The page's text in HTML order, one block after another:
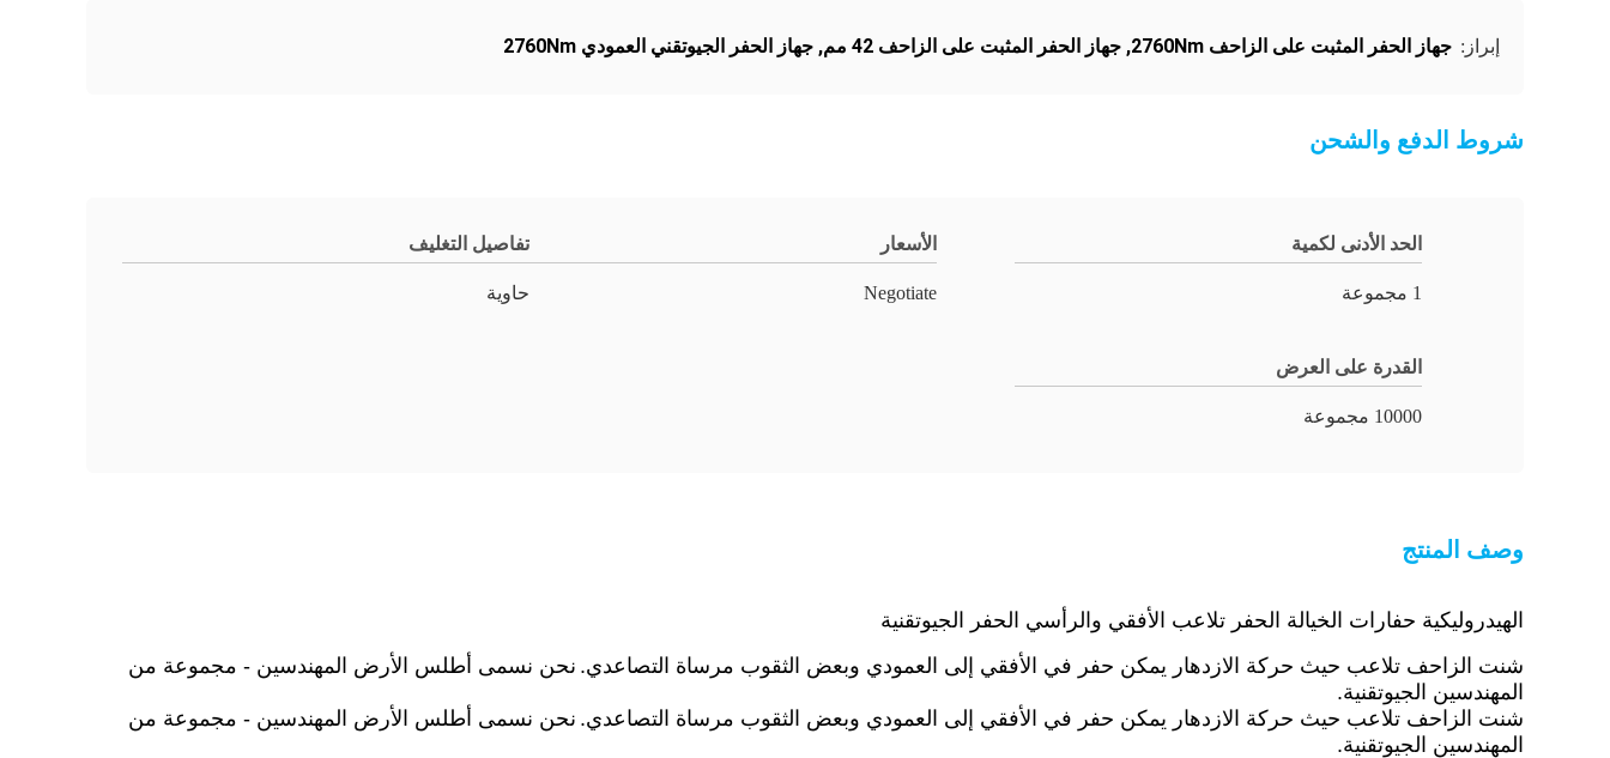
إبراز: جهاز الحفر المثبت على الزاحف 2760Nm , جهاز الحفر المثبت على الزاحف 42 مم , جهاز الحفر الجيوتقني العمودي 2760Nm
شروط الدفع والشحن
الحد الأدنى لكمية
1 مجموعة
الأسعار
Negotiate
تفاصيل التغليف
حاوية
القدرة على العرض
10000 مجموعة
وصف المنتج
الهيدروليكية حفارات الخيالة الحفر تلاعب الأفقي والرأسي الحفر الجيوتقنية
شنت الزاحف تلاعب حيث حركة الازدهار يمكن حفر في الأفقي إلى العمودي وبعض الثقوب مرساة التصاعدي. نحن نسمى أطلس الأرض المهندسين - مجموعة من
المهندسين الجيوتقنية.
شنت الزاحف تلاعب حيث حركة الازدهار يمكن حفر في الأفقي إلى العمودي وبعض الثقوب مرساة التصاعدي. نحن نسمى أطلس الأرض المهندسين - مجموعة من
المهندسين الجيوتقنية.